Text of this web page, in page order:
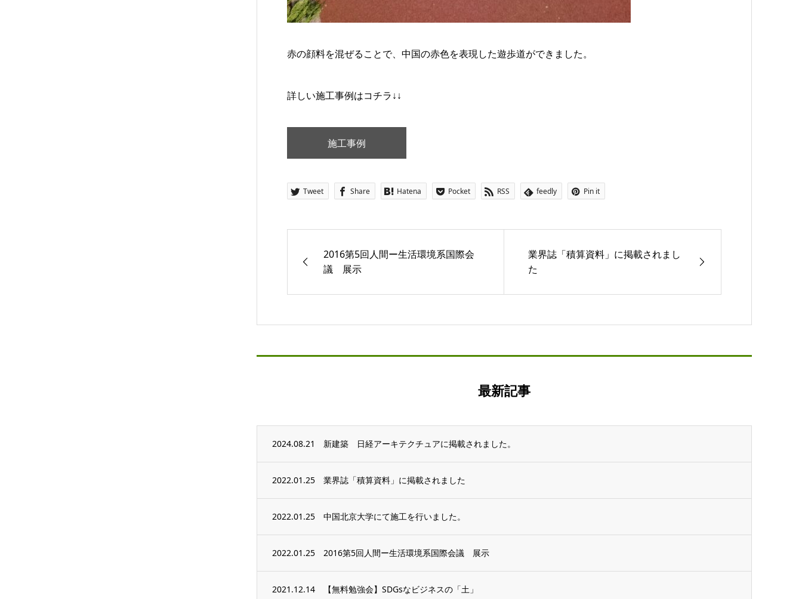
赤の顔料を混ぜることで、中国の赤色を表現した遊歩道ができました。
詳しい施工事例はコチラ↓↓
施工事例
Tweet Share Hatena Pocket RSS feedly Pin it
2016第5回人間ー生活環境系国際会
議 展示
業界誌「積算資料」に掲載されまし
た
最新記事
2024.08.21 新建築 日経アーキテクチュアに掲載されました。
2022.01.25 業界誌「積算資料」に掲載されました
2022.01.25 中国北京大学にて施工を行いました。
2022.01.25 2016第5回人間ー生活環境系国際会議 展示
2021.12.14 【無料勉強会】SDGsなビジネスの「土」